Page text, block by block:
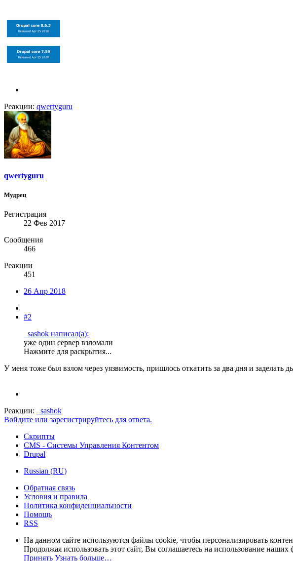
Реакции: qwertyguru
qwertyguru
Мудрец
Регистрация
22 Фев 2017
Сообщения
466
Реакции
451
26 Апр 2018
#2
_sashok написал(а):
уже один сервер взломали
Нажмите для раскрытия...
У меня тоже был взлом через уязвимость, пришлось откатить за два дня и заделать
Реакции:
_sashok
Войдите или зарегистрируйтесь для ответа.
Скрипты
CMS - Системы Управления Контентом
Drupal
Russian (RU)
Обратная связь
Условия и правила
Политика конфиденциальности
Помощь
RSS
На данном сайте используются файлы cookie, чтобы персонализировать
Продолжая использовать этот сайт, Вы соглашаетесь на использование наших
Принять Узнать больше…